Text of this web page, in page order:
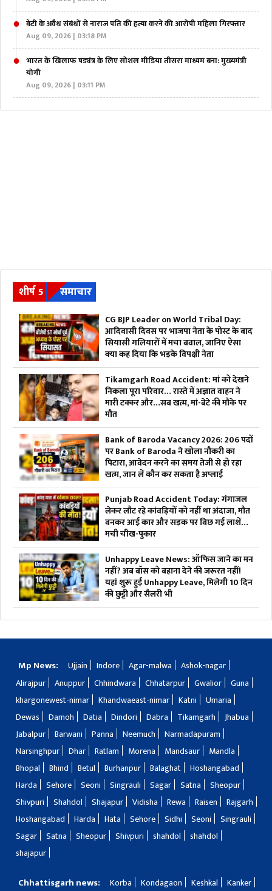
बेटी के अवैध संबंधों से नाराज पति की हत्या करने की आरोपी महिला गिरफ्तार
Aug 09, 2026 | 03:18 PM
भारत के खिलाफ षड्यंत्र के लिए सोशल मीडिया तीसरा माध्यम बना: मुख्यमंत्री
योगी
Aug 09, 2026 | 03:11 PM
शीर्ष 5 समाचार
CG BJP Leader on World Tribal Day:
आदिवासी दिवस पर भाजपा नेता के पोस्ट के बाद
सियासी गलियारों में मचा बवाल, जानिए ऐसा
क्या कह दिया कि भड़के विपक्षी नेता
Tikamgarh Road Accident: मां को देखने
निकला पूरा परिवार… रास्ते में अज्ञात वाहन ने
मारी टक्कर और…सब खत्म, मां-बेटे की मौके पर
मौत
Bank of Baroda Vacancy 2026: 206 पदों
पर Bank of Baroda ने खोला नौकरी का
पिटारा, आवेदन करने का समय तेजी से हो रहा
खत्म, जान लें कौन कर सकता है अप्लाई
Punjab Road Accident Today: गंगाजल
लेकर लौट रहे कांवड़ियों को नहीं था अंदाजा, मौत
बनकर आई कार और सड़क पर बिछ गई लाशें…
मची चीख-पुकार
Unhappy Leave News: ऑफिस जाने का मन
नहीं? अब बॉस को बहाना देने की जरूरत नहीं!
यहां शुरू हुई Unhappy Leave, मिलेगी 10 दिन
की छुट्टी और सैलरी भी
Mp News: Ujjain Indore Agar-malwa
Ashok-nagar
Alirajpur
Anuppur Chhindwara Chhatarpur Gwalior
Guna
khargonewest-nimar
Khandwaeast-nimar Katni
Umaria
Dewas
Damoh Datia Dindori Dabra Tikamgarh
Jhabua
Jabalpur
Barwani Panna Neemuch
Narmadapuram
Narsinghpur
Dhar Ratlam Morena Mandsaur
Mandla
Bhopal
Bhind Betul Burhanpur Balaghat
Hoshangabad
Harda
Sehore Seoni Singrauli Sagar Satna
Sheopur
Shivpuri
Shahdol Shajapur Vidisha Rewa Raisen
Rajgarh
Hoshangabad
Harda Hata Sehore Sidhi Seoni
Singrauli
Sagar
Satna Sheopur Shivpuri shahdol
shahdol
shajapur
Chhattisgarh news: Korba Kondagaon Keshkal
Kanker